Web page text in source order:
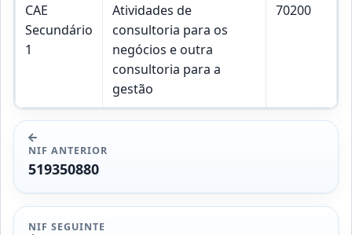
CAE
Secundário
1
Atividades de
consultoria para os
negócios e outra
consultoria para a
gestão
70200
NIF ANTERIOR
519350880
NIF SEGUINTE